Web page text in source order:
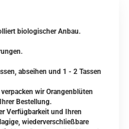
biologischer Anbau.
abseihen und 1 - 2 Tassen
wir Orangenblüten
Bestellung.
Verfügbarkeit und Ihren
wiederverschließbare